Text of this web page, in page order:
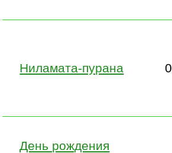
Ниламата-пурана 0
День рождения